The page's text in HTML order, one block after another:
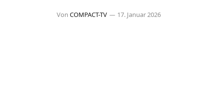
Von COMPACT-TV 17. Januar 2026